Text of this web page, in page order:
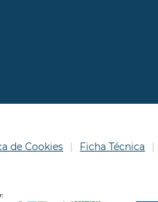
de Cookies Ficha Técnica